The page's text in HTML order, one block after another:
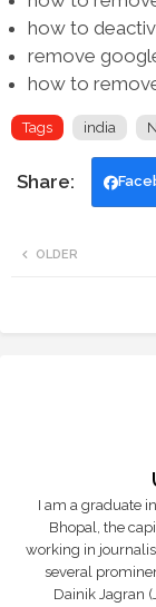
how to
remove
how to
Tags india
OLDER
I am a graduate
Bhopal, the
working in
several
Dainik Jagran